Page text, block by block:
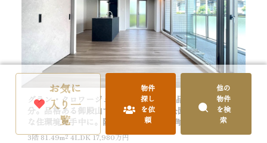
グラン・クロワージュ御殿山 3階｜「北品川」駅徒歩6
分。品格ある御殿山で、都心の利便と公園隣接の緑豊か
な住環境を手中に。陽当たり良好な3方角部屋4LDK
3階81.49m²4LDK 17,980万円
お気に
入り一
覧
物件
探し
を依
頼
他の
物件
を検
索